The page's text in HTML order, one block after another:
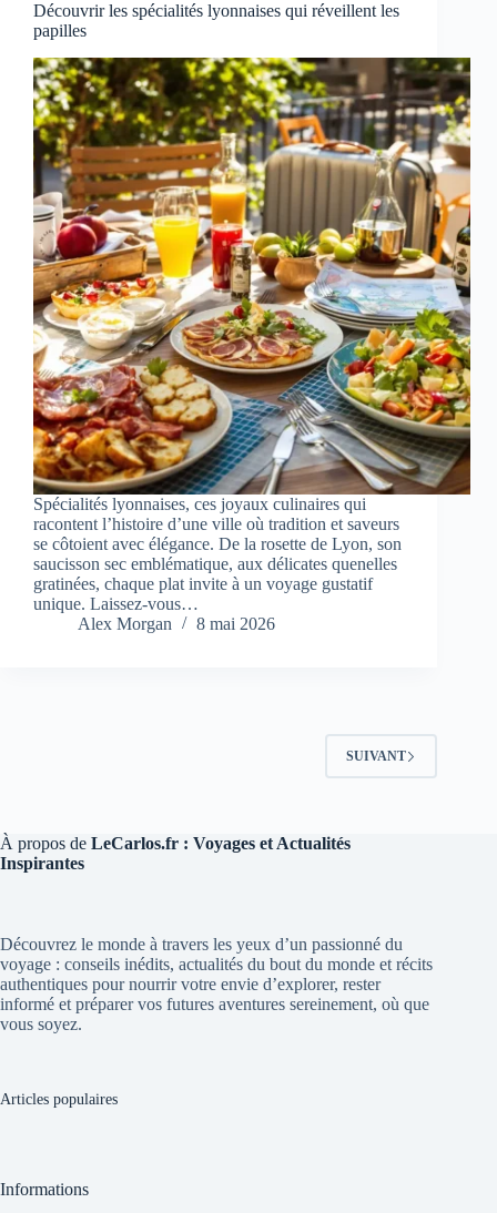
Découvrir les spécialités lyonnaises qui réveillent les
papilles
Spécialités lyonnaises, ces joyaux culinaires qui
racontent l’histoire d’une ville où tradition et saveurs
se côtoient avec élégance. De la rosette de Lyon, son
saucisson sec emblématique, aux délicates quenelles
gratinées, chaque plat invite à un voyage gustatif
unique. Laissez-vous…
Alex Morgan
8 mai 2026
SUIVANT
À propos de LeCarlos.fr : Voyages et Actualités
Inspirantes
Découvrez le monde à travers les yeux d’un passionné du
voyage : conseils inédits, actualités du bout du monde et récits
authentiques pour nourrir votre envie d’explorer, rester
informé et préparer vos futures aventures sereinement, où que
vous soyez.
Articles populaires
Informations